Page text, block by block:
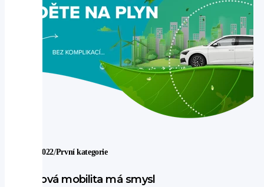
19. 9. 2022/První kategorie
Plynová mobilita má smysl